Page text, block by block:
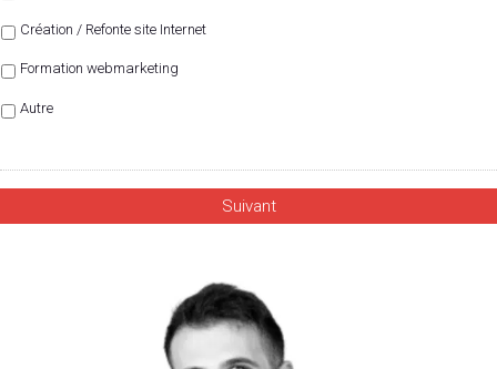
Création / Refonte site Internet
Formation webmarketing
Autre